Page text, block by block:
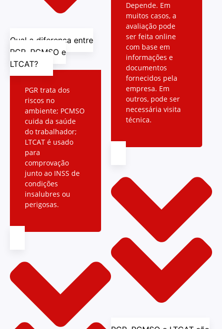
Qual a diferença entre
PGR, PCMSO e
LTCAT?
PGR trata dos
riscos no
ambiente; PCMSO
cuida da saúde
do trabalhador;
LTCAT é usado
para
comprovação
junto ao INSS de
condições
insalubres ou
perigosas.
Depende. Em
muitos casos, a
avaliação pode
ser feita online
com base em
informações e
documentos
fornecidos pela
empresa. Em
outros, pode ser
necessária visita
técnica.